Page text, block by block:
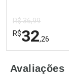
Por R$ 39,99/
R$ 36,99
R$32,26
Avaliações